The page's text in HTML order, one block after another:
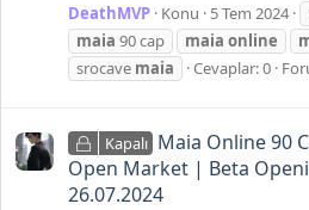
DeathMVP Konu 5 Tem 2024
maia 90 cap maia online
srocave maia Cevaplar: 0
Kapalı Maia Online 90
Open Market | Beta
26.07.2024